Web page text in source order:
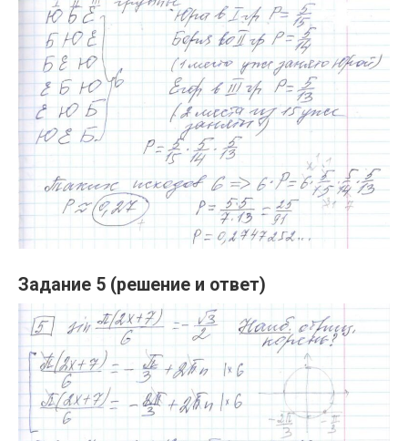
Задание 5 (решение и ответ)